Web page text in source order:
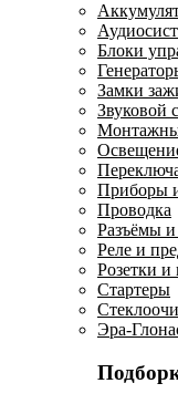
Блоки
Замки
Звуковой
Приборы
Проводка
Разъёмы
Реле и
Розетки и
Стартеры
Эра-